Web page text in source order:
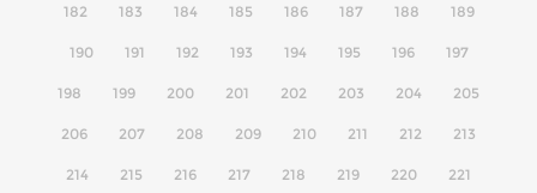
182 183 184 185 186 187 188 189
190 191 192 193 194 195 196 197
198 199 200 201 202 203 204 205
206 207 208 209 210 211 212 213
214 215 216 217 218 219 220 221